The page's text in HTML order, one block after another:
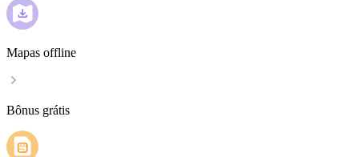
Mapas offline
Bônus grátis